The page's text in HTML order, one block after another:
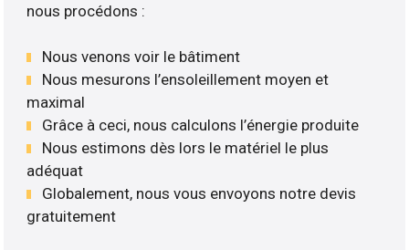
nous procédons :
Nous venons voir le bâtiment
Nous mesurons l’ensoleillement moyen et
maximal
Grâce à ceci, nous calculons l’énergie produite
Nous estimons dès lors le matériel le plus
adéquat
Globalement, nous vous envoyons notre devis
gratuitement